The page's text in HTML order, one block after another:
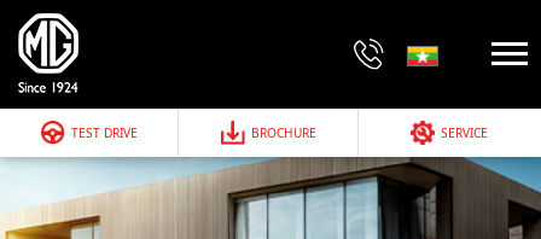
TEST DRIVE BROCHURE SERVICE